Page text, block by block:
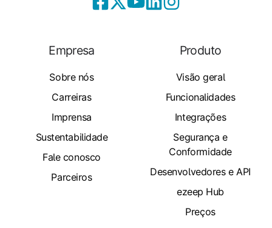
Empresa
Sobre nós
Carreiras
Imprensa
Sustentabilidade
Fale conosco
Parceiros
Produto
Visão geral
Funcionalidades
Integrações
Segurança e
Conformidade
Desenvolvedores e API
ezeep Hub
Preços